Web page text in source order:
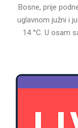
Bosne, prije
uglavnom južni i
14 °C. U osam